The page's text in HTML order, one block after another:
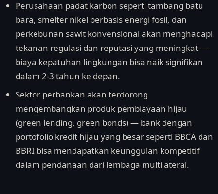
Perusahaan padat karbon seperti tambang batu
bara, smelter nikel berbasis energi fosil, dan
perkebunan sawit konvensional akan menghadapi
tekanan regulasi dan reputasi yang meningkat —
biaya kepatuhan lingkungan bisa naik signifikan
dalam 2-3 tahun ke depan.
Sektor perbankan akan terdorong
mengembangkan produk pembiayaan hijau
(green lending, green bonds) — bank dengan
portofolio kredit hijau yang besar seperti BBCA dan
BBRI bisa mendapatkan keunggulan kompetitif
dalam pendanaan dari lembaga multilateral.